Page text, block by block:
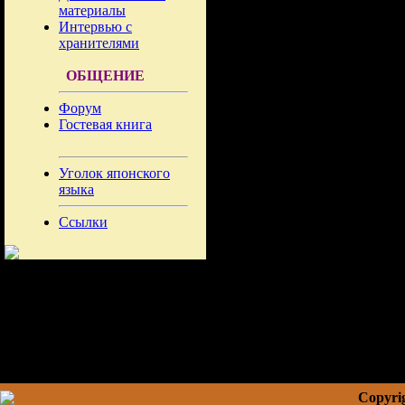
материалы
Интервью с
хранителями
ОБЩЕНИЕ
Форум
Гостевая книга
Уголок японского
языка
Ссылки